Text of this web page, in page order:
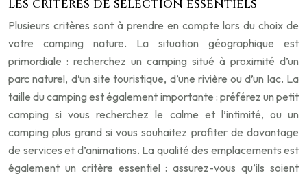
Les critères de sélection essentiels
Plusieurs critères sont à prendre en compte lors du choix de
votre camping nature. La situation géographique est
primordiale : recherchez un camping situé à proximité d’un
parc naturel, d’un site touristique, d’une rivière ou d’un lac. La
taille du camping est également importante : préférez un petit
camping si vous recherchez le calme et l’intimité, ou un
camping plus grand si vous souhaitez profiter de davantage
de services et d’animations. La qualité des emplacements est
également un critère essentiel : assurez-vous qu’ils soient